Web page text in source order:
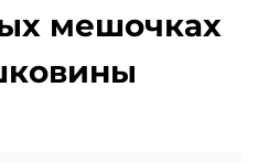
мешочках